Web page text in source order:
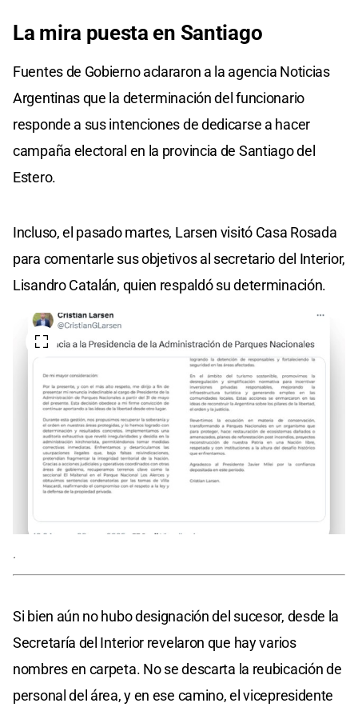
La mira puesta en Santiago
Fuentes de Gobierno aclararon a la agencia Noticias
Argentinas que la determinación del funcionario
responde a sus intenciones de dedicarse a hacer
campaña electoral en la provincia de Santiago del
Estero.
Incluso, el pasado martes, Larsen visitó Casa Rosada
para comentarle sus objetivos al secretario del Interior,
Lisandro Catalán, quien respaldó su determinación.
.
Si bien aún no hubo designación del sucesor, desde la
Secretaría del Interior revelaron que hay varios
nombres en carpeta. No se descarta la reubicación de
personal del área, y en ese camino, el vicepresidente